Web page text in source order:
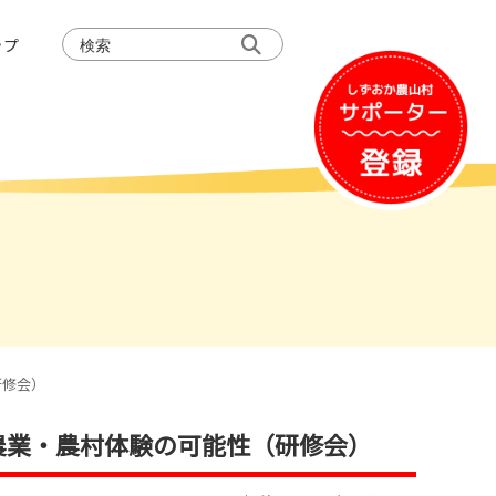
プ
検
会）
業・農村体験の可能性（研修会）